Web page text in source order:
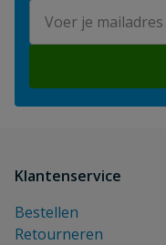
Klantenservice
Bestellen
Retourneren